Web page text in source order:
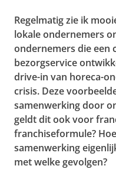
Regelmatig zie ik
lokale ondernemers
ondernemers die een
bezorgservice
drive-in van horeca-
crisis. Deze
samenwerking door
geldt dit ook voor
franchiseformule?
samenwerking
met welke gevolgen?